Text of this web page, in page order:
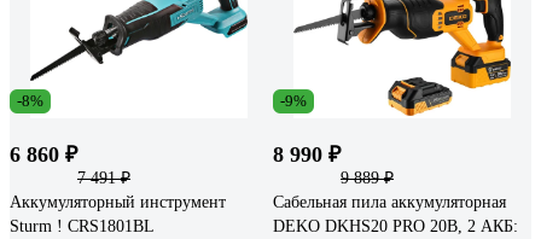
-8%
6 860 ₽
7 491 ₽
Аккумуляторный инструмент
Sturm ! CRS1801BL
-9%
8 990 ₽
9 889 ₽
Сабельная пила аккумуляторная
DEKO DKHS20 PRO 20В, 2 АКБ: